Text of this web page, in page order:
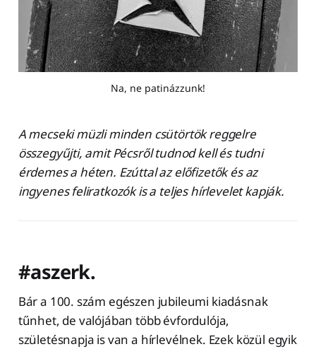
Na, ne patinázzunk!
A mecseki müzli minden csütörtök reggelre
összegyűjti, amit Pécsről tudnod kell és tudni
érdemes a héten. Ezúttal az előfizetők és az
ingyenes feliratkozók is a teljes hírlevelet kapják.
#aszerk.
Bár a 100. szám egészen jubileumi kiadásnak
tűnhet, de valójában több évfordulója,
születésnapja is van a hírlevélnek. Ezek közül egyik